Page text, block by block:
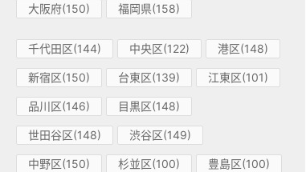
大阪府(150) 福岡県(158)
千代田区(144) 中央区(122) 港区(148)
新宿区(150) 台東区(139) 江東区(101)
品川区(146) 目黒区(148)
世田谷区(148) 渋谷区(149)
中野区(150) 杉並区(100) 豊島区(100)